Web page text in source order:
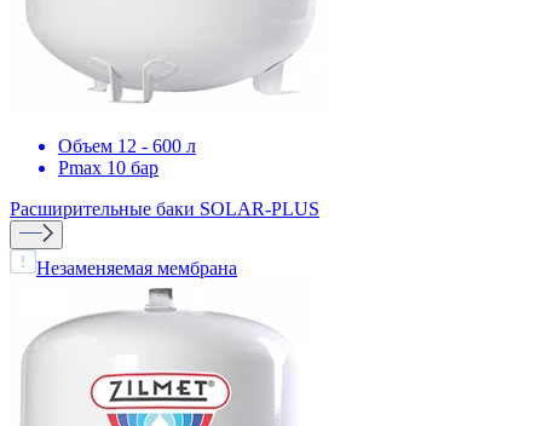
Объем 12 - 600 л
Pmax 10 бар
Расширительные баки SOLAR-PLUS
Незаменяемая мембрана